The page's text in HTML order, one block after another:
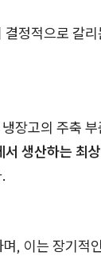
정적으로 갈
장고의 주축
생산하는 최
, 이는 장기적